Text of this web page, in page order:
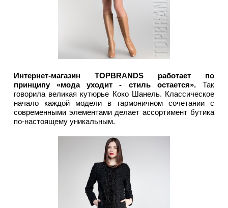
Интернет-магазин TOPBRANDS работает по
принципу «мода уходит - стиль остается».Так
говорила великая кутюрье Коко Шанель. Классическое
начало каждой модели в гармоничном сочетании с
современными элементами делает ассортимент бутика
по-настоящему уникальным.